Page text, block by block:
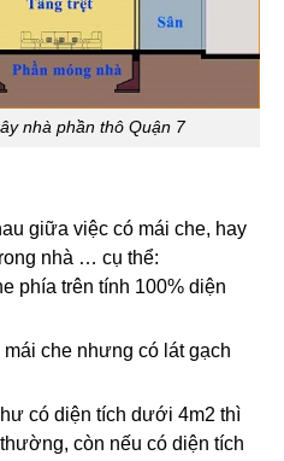
nhà phần thô Quận 7
giữa việc có mái che, hay
nhà … cụ thể:
phía trên tính 100% diện
che nhưng có lát gạch
có diện tích dưới 4m2 thì
còn nếu có diện tích